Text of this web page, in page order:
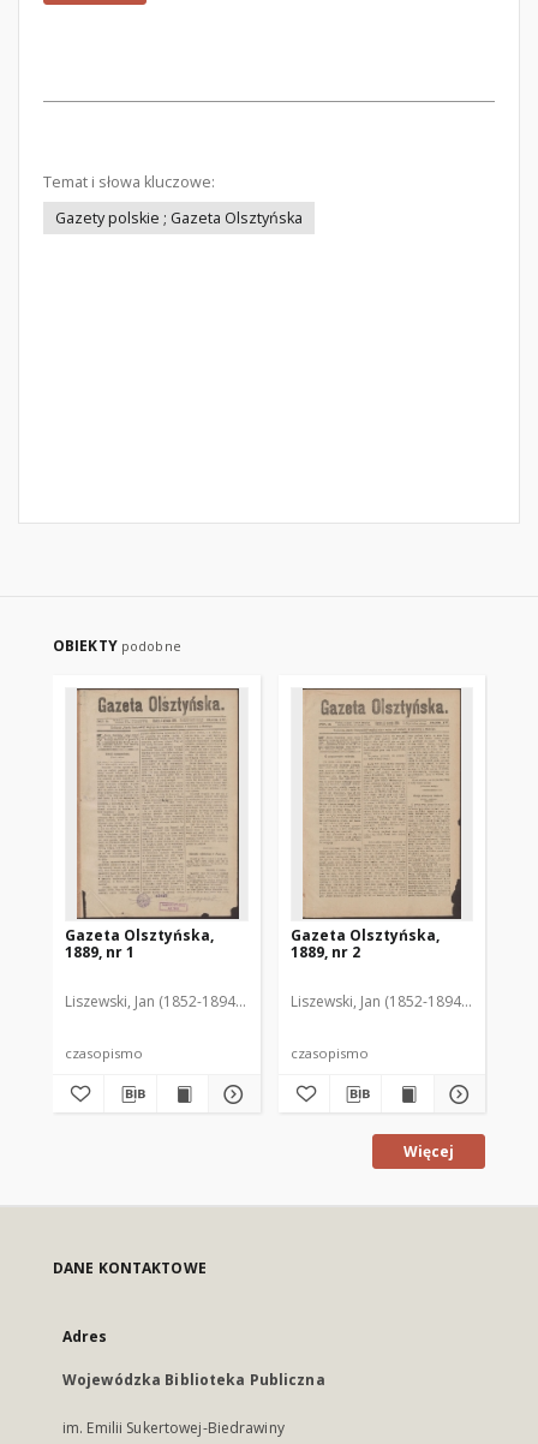
Temat i słowa kluczowe:
Gazety polskie ; Gazeta Olsztyńska
OBIEKTY podobne
Gazeta Olsztyńska,
1889, nr 1
Liszewski, Jan (1852-1894). Red.
czasopismo
Gazeta Olsztyńska,
1889, nr 2
Liszewski, Jan (1852-1894). Red.
czasopismo
Więcej
DANE KONTAKTOWE
Adres
Wojewódzka Biblioteka Publiczna
im. Emilii Sukertowej-Biedrawiny